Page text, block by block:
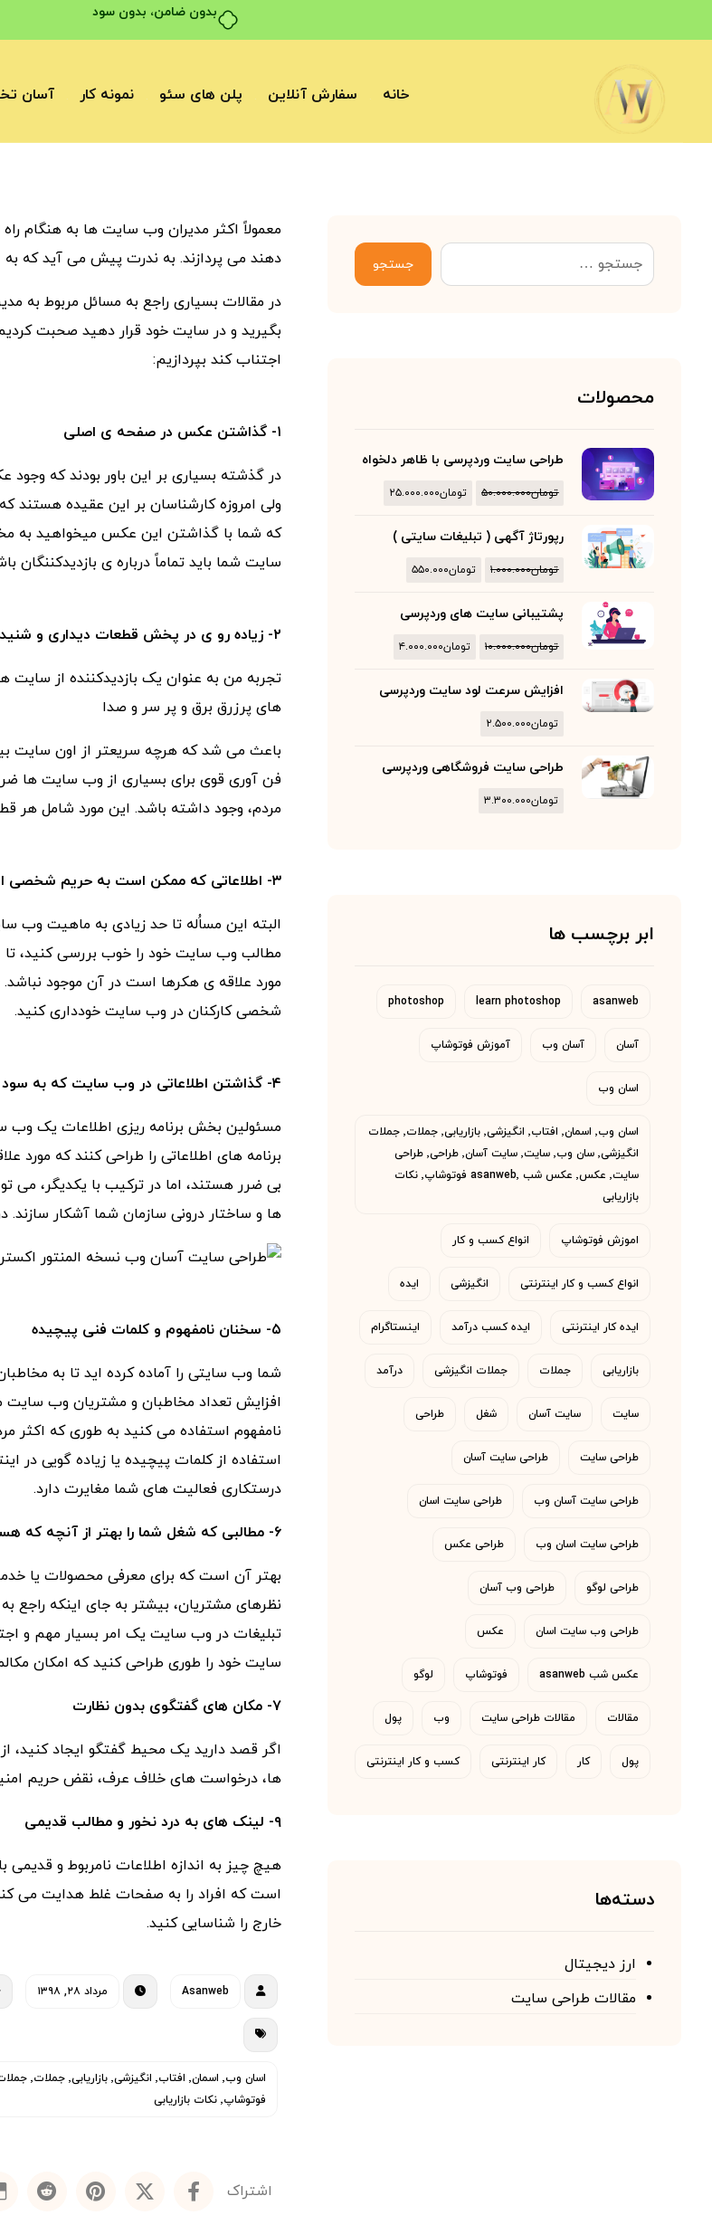
بدون ضامن، بدون سود
خانه سفارش آنلاین پلن های سئو نمونه کار آسان
معمولاً اکثر مدیران وب سایت ها به هنگام
دهند می پردازند. به ندرت پیش می آید که به
در مقالات بسیاری راجع به مسائل مربوط به
بگیرید و در سایت خود قرار دهید صحبت
اجتناب کند بپردازیم:
۱- گذاشتن عکس در صفحه ی اصلی
در گذشته بسیاری بر این باور بودند که
ولی امروزه کارشناسان بر این عقیده هستند
که شما با گذاشتن این عکس میخواهید به
سایت شما باید تماماً درباره ی بازدیدکننگان
۲- زیاده رو ی در پخش قطعات دیداری و
تجربه من به عنوان یک بازدیدکننده از
های پرزرق برق و پر سر و صدا
باعث می شد که هرچه سریعتر از اون سایت
فن آوری قوی برای بسیاری از وب سایت ها
مردم، وجود داشته باشد. این مورد شامل هر
۳- اطلاعاتی که ممکن است به حریم شخصی افراد و مسایل امنیتی لطمه وارد کند
البته این مساُله تا حد زیادی به ماهیت وب
مطالب وب سایت خود را خوب بررسی کنید،
مورد علاقه ی هکرها است در آن موجود
شخصی کارکنان در وب سایت خودداری کنید.
۴- گذاشتن اطلاعاتی در وب سایت که به سود رقبای شما باشد
مسئولین بخش برنامه ریزی اطلاعات یک وب
برنامه های اطلاعاتی را طراحی کنند که
بی ضرر هستند، اما در ترکیب با یکدیگر، می
ها و ساختار درونی سازمان شما آشکار
۵- سخنان نامفهوم و کلمات فنی پیچیده
شما وب سایتی را آماده کرده اید تا به
افزایش تعداد مخاطبان و مشتریان وب سایت
نامفهوم استفاده می کنید به طوری که اکثر
استفاده از کلمات پیچیده یا زیاده گویی
درستکاری فعالیت های شما مغایرت دارد.
۶- مطالبی که شغل شما را بهتر از آنچه که هست نشان می دهند
بهتر آن است که برای معرفی محصولات یا
نظرهای مشتریان، بیشتر به جای اینکه راجع
تبلیغات در وب سایت یک امر بسیار مهم و
سایت خود را طوری طراحی کنید که امکان
۷- مکان های گفتگوی بدون نظارت
اگر قصد دارید یک محیط گفتگو ایجاد کنید،
ها، درخواست های خلاف عرف، نقض حریم
۹- لینک های به درد نخور و مطالب قدیمی
هیچ چیز به اندازه اطلاعات نامربوط و
است که افراد را به صفحات غلط هدایت می
خارج را شناسایی کنید.
Asanweb مرداد ۲۸, ۱۳۹۸
فوتوشاپ٬ نکات بازاریابی
جستجو
محصولات
طراحی سایت وردپرسی با ظاهر دلخواه
تومان۵۰.۰۰۰.۰۰۰ تومان۲۵.۰۰۰.۰۰۰
رپورتاژ آگهی ( تبلیغات سایتی )
تومان۱.۰۰۰.۰۰۰ تومان۵۵۰.۰۰۰
پشتیبانی سایت های وردپرسی
تومان۱۰.۰۰۰.۰۰۰ تومان۴.۰۰۰.۰۰۰
افزایش سرعت لود سایت وردپرسی
تومان۲.۵۰۰.۰۰۰
طراحی سایت فروشگاهی وردپرسی
تومان۳.۳۰۰.۰۰۰
ابر برچسب ها
asanweb
learn photoshop
photoshop
آسان آسان وب آموزش فوتوشاپ
اسان وب
اسان وب٬ اسمان٬ افتاب٬ انگیزشی٬ بازاریابی٬ جملات٬ جملات
انگیزشی٬ سان وب٬ سایت٬ سایت آسان٬ طراحی٬ طراحی
سایت٬ عکس٬ عکس شب asanweb٬ فوتوشاپ٬ نکات
بازاریابی
اموزش فوتوشاپ انواع کسب و کار
انواع کسب و کار اینترنتی انگیزشی ایده
ایده کار اینترنتی ایده کسب درآمد اینستاگرام
بازاریابی جملات جملات انگیزشی درآمد
سایت سایت آسان شغل طراحی
طراحی سایت طراحی سایت آسان
طراحی سایت آسان وب طراحی سایت اسان
طراحی سایت اسان وب طراحی عکس
طراحی لوگو طراحی وب آسان
طراحی وب سایت اسان عکس
عکس شب asanweb فوتوشاپ لوگو
مقالات مقالات طراحی سایت وب پول
پول کار کار اینترنتی کسب و کار اینترنتی
دسته‌ها
ارز دیجیتال
مقالات طراحی سایت